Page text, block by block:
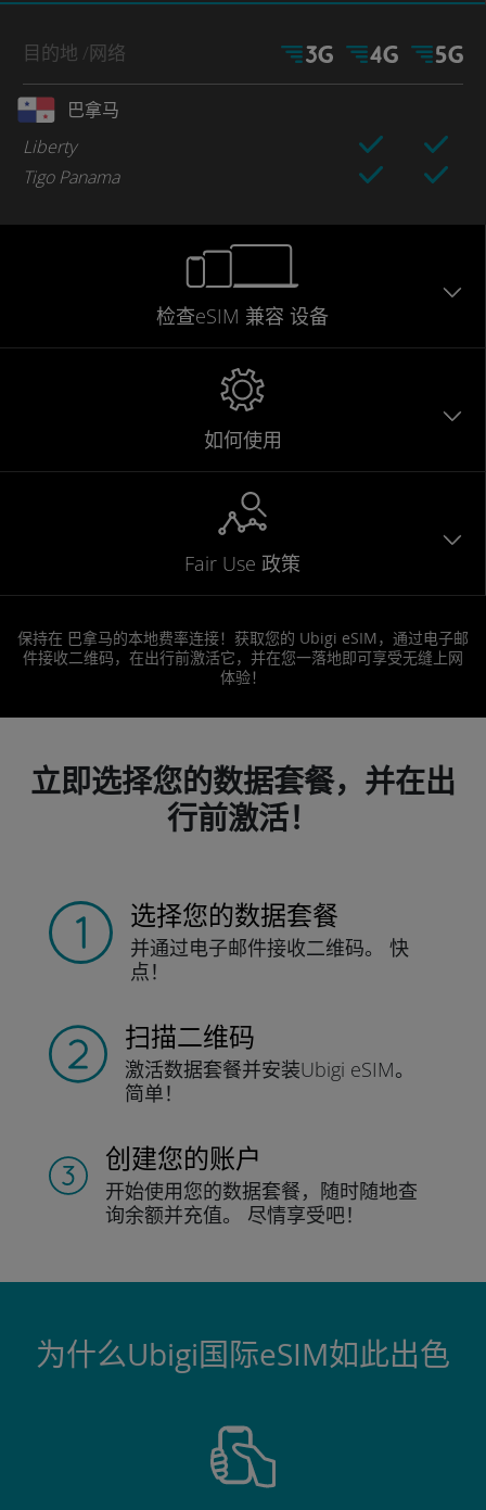
目的地 /网络
巴拿马
Liberty
Tigo Panama
检查eSIM 兼容 设备
如何使用
Fair Use 政策
保持在 巴拿马的本地费率连接！获取您的 Ubigi eSIM，通过电子邮
件接收二维码，在出行前激活它，并在您一落地即可享受无缝上网
体验！
立即选择您的数据套餐，并在出
行前激活！
选择您的数据套餐
并通过电子邮件接收二维码。
快
点！
扫描二维码
激活数据套餐并安装Ubigi eSIM。
简单！
创建您的账户
开始使用您的数据套餐，随时随地查
询余额并充值。 尽情享受吧！
为什么Ubigi国际eSIM如此出色